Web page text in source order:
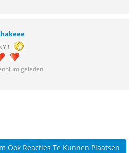
!
geleden
Ook Reacties Te Kunnen Plaatsen